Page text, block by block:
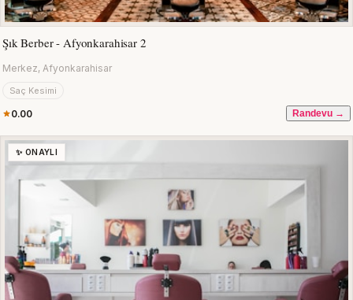
Şık Berber - Afyonkarahisar 2
Merkez, Afyonkarahisar
Saç Kesimi
0.00 Randevu →
✨ ONAYLI